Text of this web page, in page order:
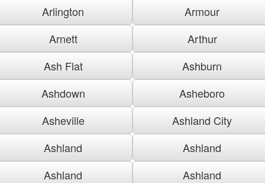
Arlington
Armour
Arnett
Arthur
Ash Flat
Ashburn
Ashdown
Asheboro
Asheville
Ashland City
Ashland
Ashland
Ashland
Ashland